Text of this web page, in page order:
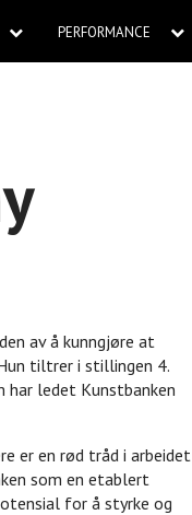
PERFORMANCE
av å kunngjøre at
tiltrer i stillingen 4.
ledet Kunstbanken
er en rød tråd i arbeidet
som en etablert
for å styrke og